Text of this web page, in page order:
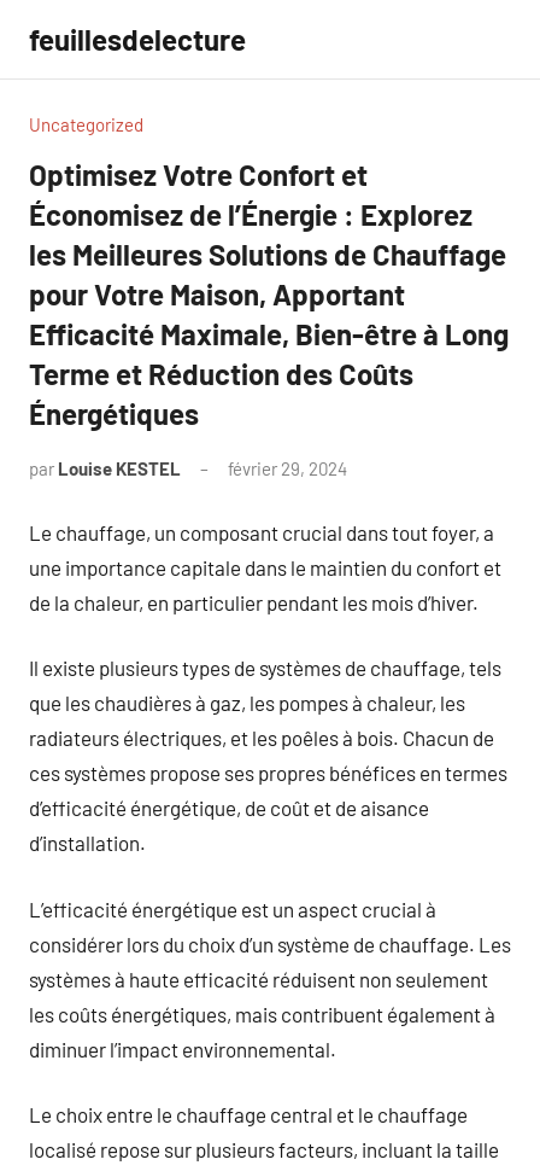
contenu
feuillesdelecture
Uncategorized
Optimisez Votre Confort et
Économisez de l’Énergie : Explorez
les Meilleures Solutions de Chauffage
pour Votre Maison, Apportant
Efficacité Maximale, Bien-être à Long
Terme et Réduction des Coûts
Énergétiques
par Louise KESTEL février 29, 2024
Le chauffage, un composant crucial dans tout foyer, a
une importance capitale dans le maintien du confort et
de la chaleur, en particulier pendant les mois d’hiver.
Il existe plusieurs types de systèmes de chauffage, tels
que les chaudières à gaz, les pompes à chaleur, les
radiateurs électriques, et les poêles à bois. Chacun de
ces systèmes propose ses propres bénéfices en termes
d’efficacité énergétique, de coût et de aisance
d’installation.
L’efficacité énergétique est un aspect crucial à
considérer lors du choix d’un système de chauffage. Les
systèmes à haute efficacité réduisent non seulement
les coûts énergétiques, mais contribuent également à
diminuer l’impact environnemental.
Le choix entre le chauffage central et le chauffage
localisé repose sur plusieurs facteurs, incluant la taille